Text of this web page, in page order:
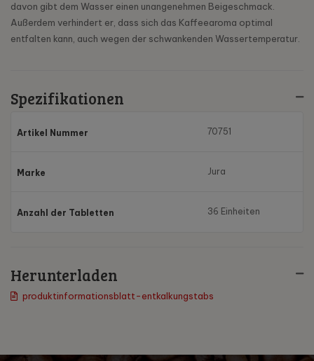
davon gibt dem Wasser einen unangenehmen Beigeschmack.
Außerdem verhindert er, dass sich das Kaffeearoma optimal
entfalten kann, auch wegen der schwankenden Wassertemperatur.
Spezifikationen
Artikel Nummer 70751
Marke Jura
Anzahl der Tabletten 36 Einheiten
Herunterladen
produktinformationsblatt-entkalkungstabs